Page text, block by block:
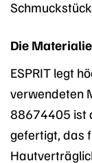
Die
ESPRIT legt
verwendeten
88674405 ist
gefertigt, das